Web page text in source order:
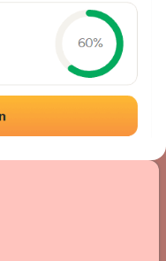
1
et avis